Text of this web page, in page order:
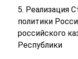
5. Реализация
политики
российского
Республики